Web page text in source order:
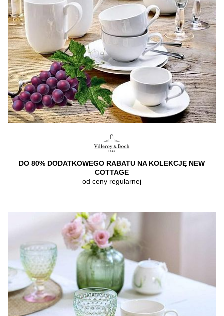
DO 80% DODATKOWEGO RABATU NA KOLEKCJĘ NEW
COTTAGE
od ceny regularnej